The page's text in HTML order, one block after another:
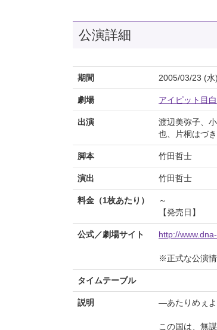
公演詳細
期間 2005/03/23 (
劇場 アイピット目白
出演
渡辺美弥子、
也、片桐はづ
脚本 竹田哲士
演出 竹田哲士
料金（1枚あたり）
～
【発売日】
公式／劇場サイト http://
※正式な公演情
タイムテーブル
説明 ―あたりめぇよ
この国は、無